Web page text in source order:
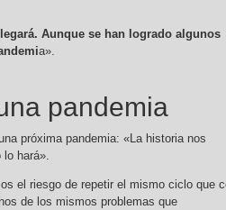
Aunque se han logrado algunos
a».
pandemia
próxima pandemia: «La historia nos
lo hará».
el riesgo de repetir el mismo ciclo que
de los mismos problemas que